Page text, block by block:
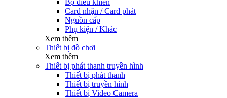
Card nhận / Card phát
Nguồn cấp
Phụ kiện / Khác
Xem thêm
Thiết bị đồ chơi
Xem thêm
Thiết bị phát thanh truyền hình
Thiết bị phát thanh
Thiết bị truyền hình
Thiết bị Video Camera